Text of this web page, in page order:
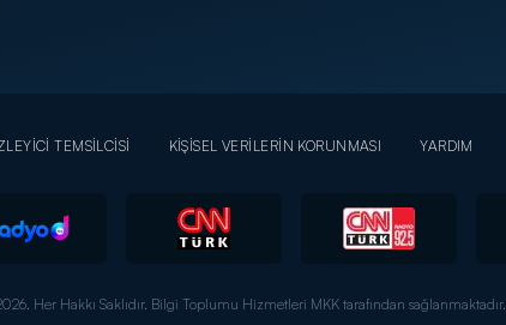
TEMSİLCİSİ KİŞİSEL VERİLERİN KORUNMASI YARDIM
Her Hakkı Saklıdır. Bilgi Toplumu Hizmetleri MKK tarafından sağlanmaktadır.